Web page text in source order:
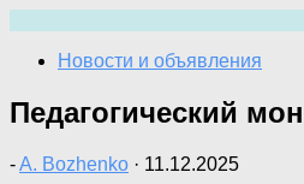
содержимому
Новости и объявления
Педагогический
-A. Bozhenko · 11.12.2025